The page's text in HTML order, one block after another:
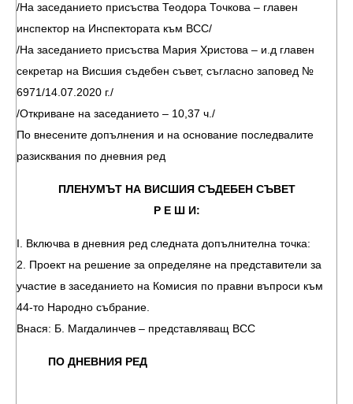
/На заседанието присъства Теодора Точкова – главен
инспектор на Инспектората към ВСС/
/На заседанието присъства Мария Христова – и.д главен
секретар на Висшия съдебен съвет, съгласно заповед №
6971/14.07.2020 г./
/Откриване на заседанието – 10,37 ч./
По внесените допълнения и на основание последвалите
разисквания по дневния ред
ПЛЕНУМЪТ НА ВИСШИЯ СЪДЕБЕН СЪВЕТ
Р Е Ш И:
I. Включва в дневния ред следната допълнителна точка:
2. Проект на решение за определяне на представители за
участие в заседанието на Комисия по правни въпроси към
44-то Народно събрание.
Внася: Б. Магдалинчев – представляващ ВСС
ПО ДНЕВНИЯ РЕД